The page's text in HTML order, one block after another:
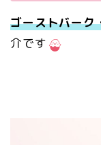
ゴーストバーク
介です